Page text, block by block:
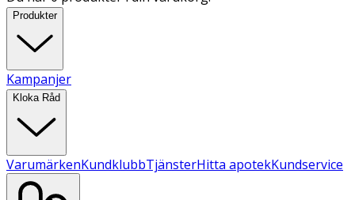
Produkter
Kampanjer
Kloka Råd
VarumärkenKundklubbTjänsterHitta apotekKundservice